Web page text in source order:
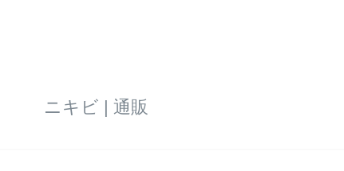
ニキビ | 通販